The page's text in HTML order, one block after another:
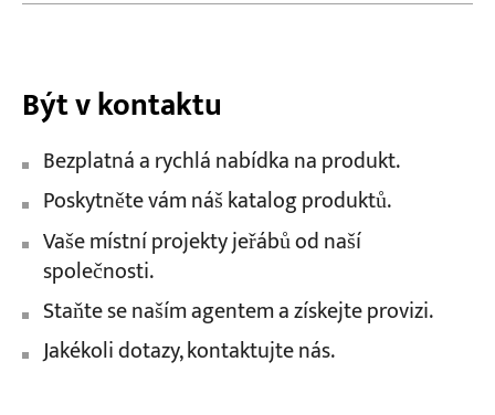
Být v kontaktu
Bezplatná a rychlá nabídka na produkt.
Poskytněte vám náš katalog produktů.
Vaše místní projekty jeřábů od naší
společnosti.
Staňte se naším agentem a získejte provizi.
Jakékoli dotazy, kontaktujte nás.